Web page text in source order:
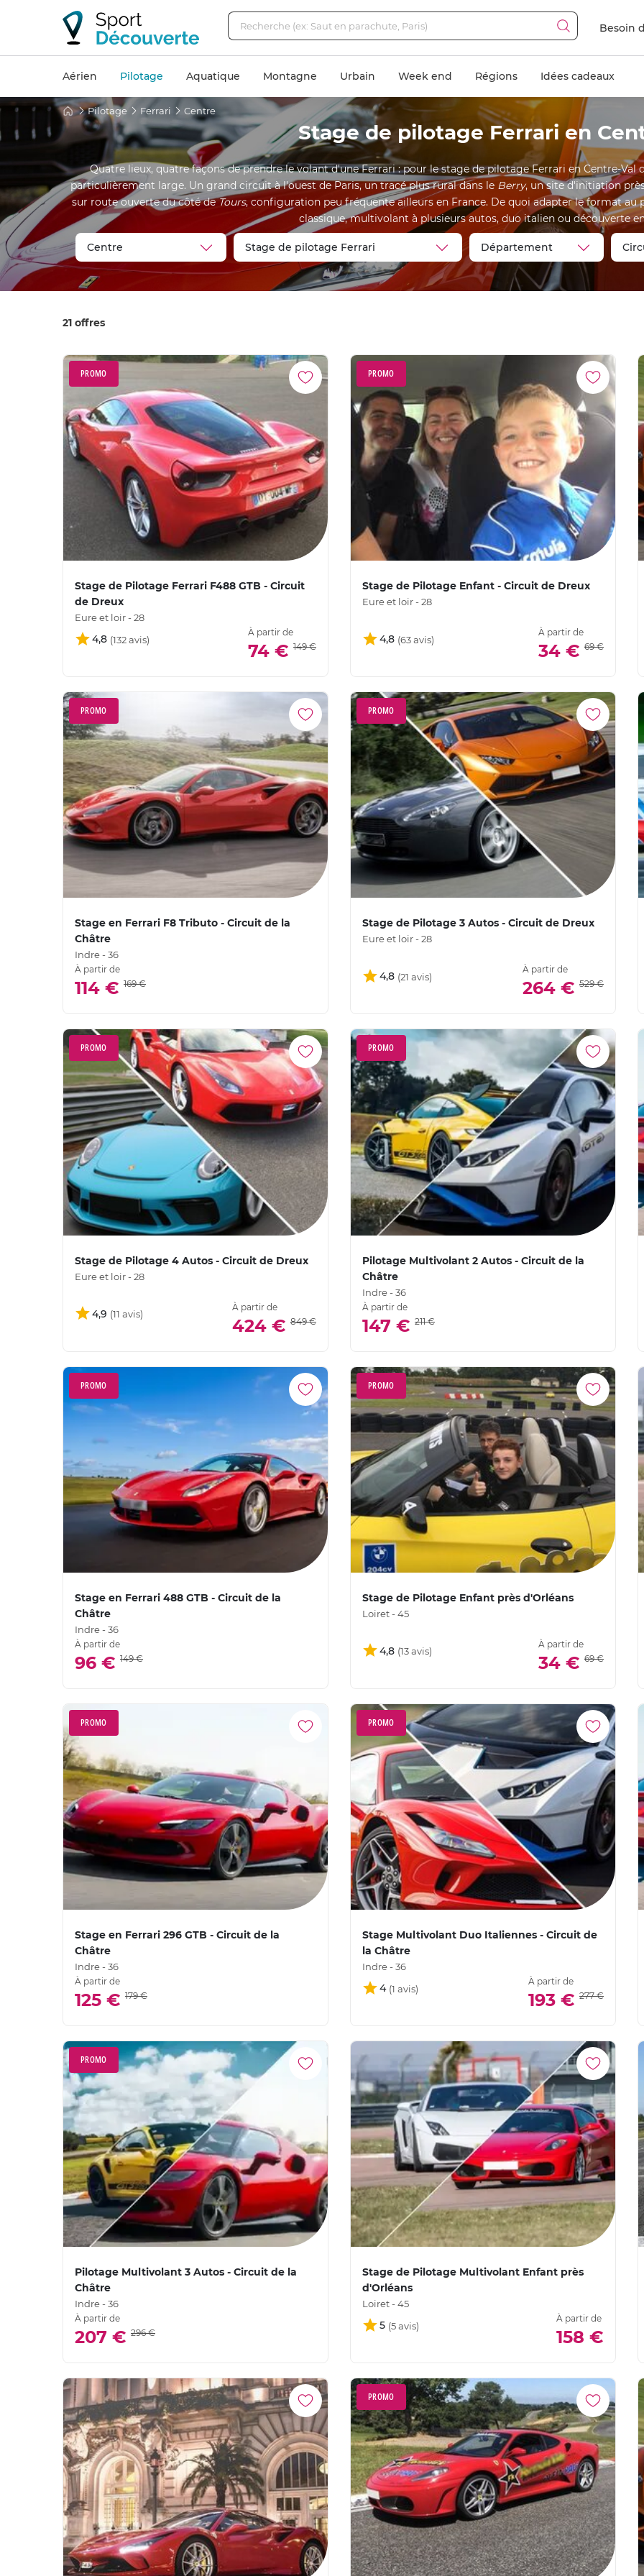
Besoin
Aérien Pilotage Aquatique Montagne Urbain Week end Régions Idées cadeaux
Pilotage Ferrari Centre
Stage de pilotage Ferrari en
Quatre lieux, quatre façons de prendre le volant d'une Ferrari : pour le stage de pilotage Ferrari en Centre-Val
particulièrement large. Un grand circuit à l'ouest de Paris, un tracé plus rural dans le Berry, un site d'initiation
sur route ouverte du côté deTours, configuration peu fréquente ailleurs en France. De quoi adapter le format au
classique, multivolant à plusieurs autos, duo italien ou découverte
21 offres
PROMO
Stage de Pilotage Ferrari F488 GTB - Circuit
de Dreux
Eure et loir - 28
4,8
À partir de
74 € 149 €
PROMO
Stage de Pilotage Enfant - Circuit de Dreux
Eure et loir - 28
4,8
À partir de
34 € 69 €
PROMO
Stage en Ferrari F8 Tributo - Circuit de la
Châtre
Indre - 36
À partir de
114 € 169 €
PROMO
Stage de Pilotage 3 Autos - Circuit de Dreux
Eure et loir - 28
4,8
À partir de
264 € 529 €
PROMO
Stage de Pilotage 4 Autos - Circuit de Dreux
Eure et loir - 28
4,9
À partir de
424 € 849 €
PROMO
Pilotage Multivolant 2 Autos - Circuit de la
Châtre
Indre - 36
À partir de
147 € 211 €
PROMO
Stage en Ferrari 488 GTB - Circuit de la
Châtre
Indre - 36
À partir de
96 € 149 €
PROMO
Stage de Pilotage Enfant près d'Orléans
Loiret - 45
4,8
À partir de
34 € 69 €
PROMO
Stage en Ferrari 296 GTB - Circuit de la
Châtre
Indre - 36
À partir de
125 € 179 €
PROMO
Stage Multivolant Duo Italiennes - Circuit de
la Châtre
Indre - 36
4
À partir de
193 € 277 €
PROMO
Pilotage Multivolant 3 Autos - Circuit de la
Châtre
Indre - 36
À partir de
207 € 296 €
Stage de Pilotage Multivolant Enfant près
d'Orléans
Loiret - 45
5
À partir de
158 €
PROMO